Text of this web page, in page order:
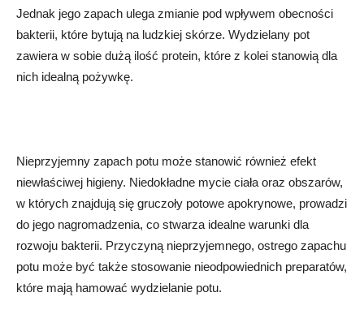
Jednak jego zapach ulega zmianie pod wpływem obecności
bakterii, które bytują na ludzkiej skórze. Wydzielany pot
zawiera w sobie dużą ilość protein, które z kolei stanowią dla
nich idealną pożywkę.
Nieprzyjemny zapach potu może stanowić również efekt
niewłaściwej higieny. Niedokładne mycie ciała oraz obszarów,
w których znajdują się gruczoły potowe apokrynowe, prowadzi
do jego nagromadzenia, co stwarza idealne warunki dla
rozwoju bakterii. Przyczyną nieprzyjemnego, ostrego zapachu
potu może być także stosowanie nieodpowiednich preparatów,
które mają hamować wydzielanie potu.